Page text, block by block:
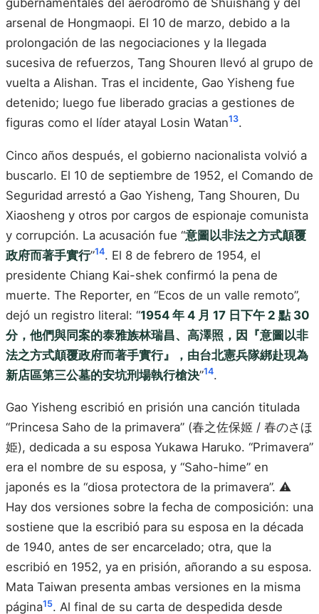
gubernamentales del aeródromo de Shuishang y del
arsenal de Hongmaopi. El 10 de marzo, debido a la
prolongación de las negociaciones y la llegada
sucesiva de refuerzos, Tang Shouren llevó al grupo de
vuelta a Alishan. Tras el incidente, Gao Yisheng fue
detenido; luego fue liberado gracias a gestiones de
figuras como el líder atayal Losin Watan13.
Cinco años después, el gobierno nacionalista volvió a
buscarlo. El 10 de septiembre de 1952, el Comando de
Seguridad arrestó a Gao Yisheng, Tang Shouren, Du
Xiaosheng y otros por cargos de espionaje comunista
y corrupción. La acusación fue “意圖以非法之方式顛覆
政府而著手實行”14. El 8 de febrero de 1954, el
presidente Chiang Kai-shek confirmó la pena de
muerte. The Reporter, en “Ecos de un valle remoto”,
dejó un registro literal: “1954 年 4 月 17 日下午 2 點 30
分，他們與同案的泰雅族林瑞昌、高澤照，因『意圖以非
法之方式顛覆政府而著手實行』，由台北憲兵隊綁赴現為
新店區第三公墓的安坑刑場執行槍決”14.
Gao Yisheng escribió en prisión una canción titulada
“Princesa Saho de la primavera” (春之佐保姬 / 春のさほ
姫), dedicada a su esposa Yukawa Haruko. “Primavera”
era el nombre de su esposa, y “Saho-hime” en
japonés es la “diosa protectora de la primavera”. ⚠️
Hay dos versiones sobre la fecha de composición: una
sostiene que la escribió para su esposa en la década
de 1940, antes de ser encarcelado; otra, que la
escribió en 1952, ya en prisión, añorando a su esposa.
Mata Taiwan presenta ambas versiones en la misma
página15. Al final de su carta de despedida desde